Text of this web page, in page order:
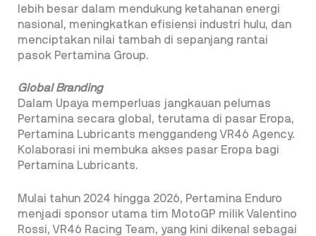
lebih besar dalam mendukung ketahanan energi
nasional, meningkatkan efisiensi industri hulu, dan
menciptakan nilai tambah di sepanjang rantai
pasok Pertamina Group.
Global Branding
Dalam Upaya memperluas jangkauan pelumas
Pertamina secara global, terutama di pasar Eropa,
Pertamina Lubricants menggandeng VR46 Agency.
Kolaborasi ini membuka akses pasar Eropa bagi
Pertamina Lubricants.
Mulai tahun 2024 hingga 2026, Pertamina Enduro
menjadi sponsor utama tim MotoGP milik Valentino
Rossi, VR46 Racing Team, yang kini dikenal sebagai